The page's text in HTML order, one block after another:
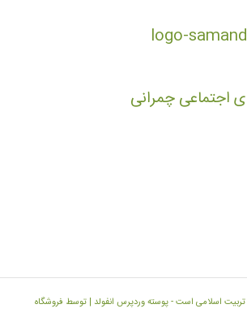
اجتماعی چمرانی
تربیت اسلامی است -پوسته وردپرس انفولد | توسط فروشگاه